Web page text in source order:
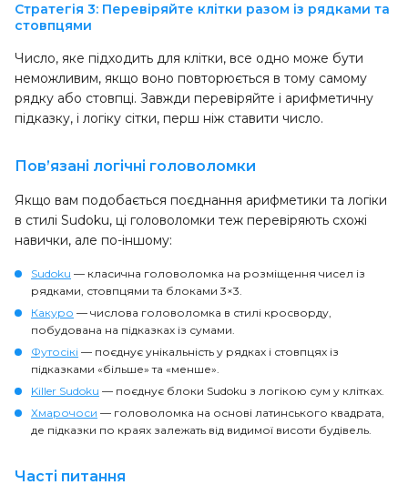
Стратегія 3: Перевіряйте клітки разом із рядками та
стовпцями
Число, яке підходить для клітки, все одно може бути
неможливим, якщо воно повторюється в тому самому
рядку або стовпці. Завжди перевіряйте і арифметичну
підказку, і логіку сітки, перш ніж ставити число.
Пов’язані логічні головоломки
Якщо вам подобається поєднання арифметики та логіки
в стилі Sudoku, ці головоломки теж перевіряють схожі
навички, але по-іншому:
Sudoku — класична головоломка на розміщення чисел із
рядками, стовпцями та блоками 3×3.
Какуро — числова головоломка в стилі кросворду,
побудована на підказках із сумами.
Футосікі — поєднує унікальність у рядках і стовпцях із
підказками «більше» та «менше».
Killer Sudoku — поєднує блоки Sudoku з логікою сум у клітках.
Хмарочоси — головоломка на основі латинського квадрата,
де підказки по краях залежать від видимої висоти будівель.
Часті питання